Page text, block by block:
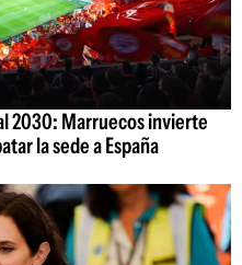
2030: Marruecos invierte
la sede a España